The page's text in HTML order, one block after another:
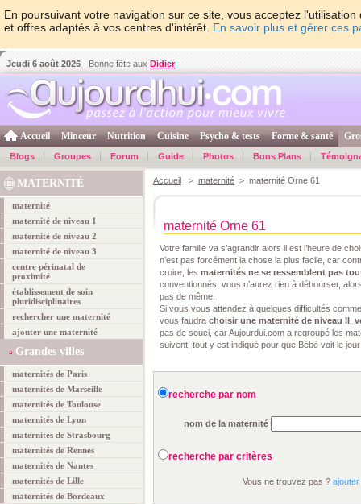
En poursuivant votre navigation sur ce site, vous acceptez
et offres adaptés à vos centres d'intérêt. En savoir plus et gérer ces
Jeudi 6 août 2026 - Bonne fête aux Didier
Accueil Minceur Nutrition Cuisine Psycho & tests Forme & santé
Blogs Groupes Forum Guide Photos Bons Plans
MATERNITÉ
maternité
maternité de niveau 1
maternité de niveau 2
maternité de niveau 3
centre périnatal de
proximité
établissement de soin
pluridisciplinaires
rechercher une maternité
ajouter une maternité
Grandes villes
maternités de Paris
maternités de Marseille
maternités de Toulouse
maternités de Lyon
maternités de Strasbourg
maternités de Rennes
maternités de Nantes
maternités de Lille
maternités de Bordeaux
Accueil > maternité > maternité Orne 61
maternité Orne 61
Votre famille va s’agrandir alors il est l’heure de
n’est pas forcément la chose la plus facile, car
croire, les maternités ne se ressemblent pas
conventionnés, vous n’aurez rien à débourser,
pas de même.
Si vous vous attendez à quelques difficultés
vous faudra choisir une maternité de niveau II
pas de souci, car Aujourdui.com a regroupé les
suivent, tout y est indiqué pour que Bébé voit le
recherche par nom
nom de la maternité
recherche par critères
Vous ne trouvez pas ?